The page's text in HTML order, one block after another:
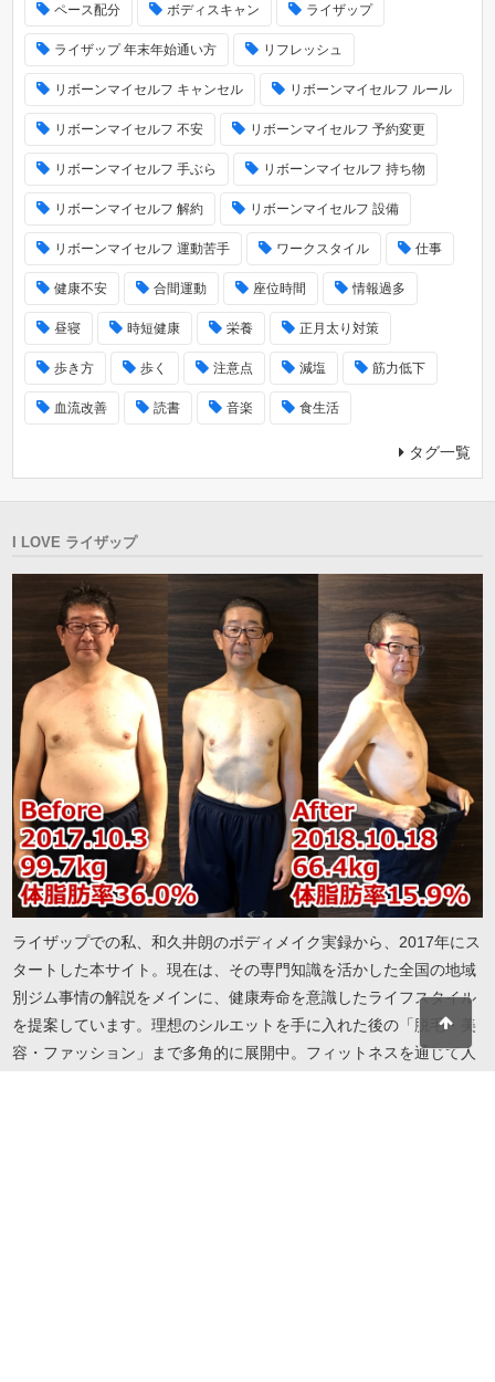
ペース配分 ボディスキャン ライザップ
ライザップ 年末年始通い方 リフレッシュ
リボーンマイセルフ キャンセル リボーンマイセルフ ルール
リボーンマイセルフ 不安 リボーンマイセルフ 予約変更
リボーンマイセルフ 手ぶら リボーンマイセルフ 持ち物
リボーンマイセルフ 解約 リボーンマイセルフ 設備
リボーンマイセルフ 運動苦手 ワークスタイル 仕事
健康不安 合間運動 座位時間 情報過多
昼寝 時短健康 栄養 正月太り対策
歩き方 歩く 注意点 減塩 筋力低下
血流改善 読書 音楽 食生活
タグ一覧
I LOVE ライザップ
ライザップでの私、和久井朗のボディメイク実録から、2017年にス
タートした本サイト。現在は、その専門知識を活かした全国の地域
別ジム事情の解説をメインに、健康寿命を意識したライフスタイル
を提案しています。理想のシルエットを手に入れた後の「脱毛・美
容・ファッション」まで多角的に展開中。フィットネスを通じて人